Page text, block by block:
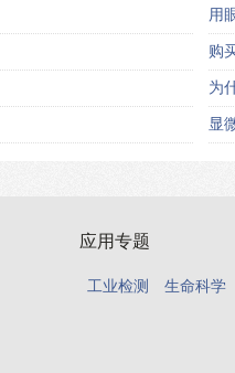
用
购
为
显
应用专题
工业检测 生命科学